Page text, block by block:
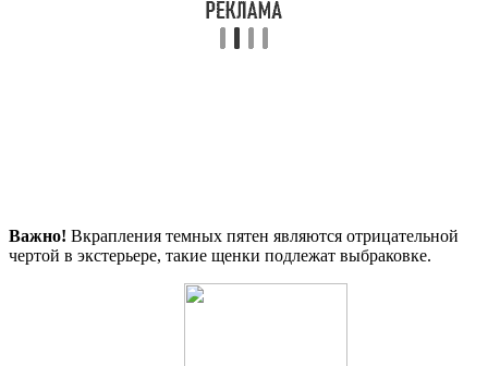
Важно! Вкрапления темных пятен являются отрицательной
чертой в экстерьере, такие щенки подлежат выбраковке.